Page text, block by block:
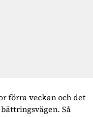
förra veckan och det
Så